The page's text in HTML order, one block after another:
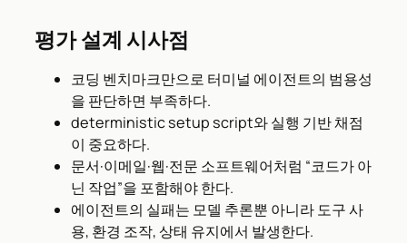
평가 설계 시사점
코딩 벤치마크만으로 터미널 에이전트의 범용성
을 판단하면 부족하다.
deterministic setup script와 실행 기반 채점
이 중요하다.
문서·이메일·웹·전문 소프트웨어처럼 “코드가 아
닌 작업”을 포함해야 한다.
에이전트의 실패는 모델 추론뿐 아니라 도구 사
용, 환경 조작, 상태 유지에서 발생한다.